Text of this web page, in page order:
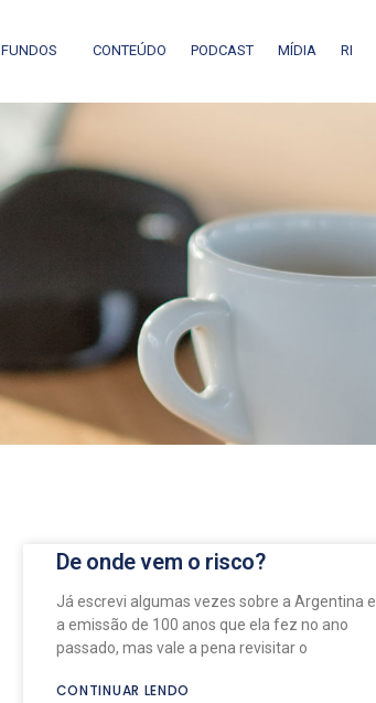
FUNDOS CONTEÚDO PODCAST MÍDIA RI
De onde vem o risco?
Já escrevi algumas vezes sobre a Argentina e
a emissão de 100 anos que ela fez no ano
passado, mas vale a pena revisitar o
CONTINUAR LENDO